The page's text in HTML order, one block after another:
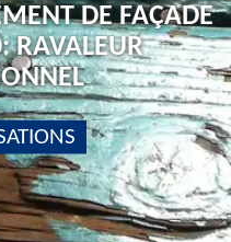
DE FAÇADE
RAVALEUR